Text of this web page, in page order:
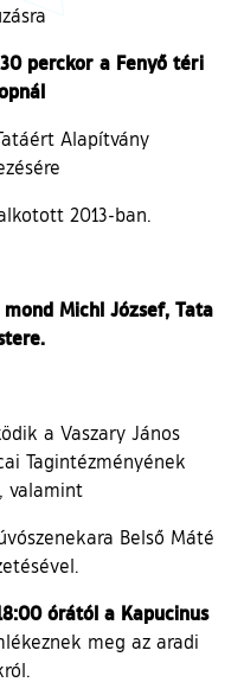
perckor a Fenyő téri
Alapítvány
2013-ban.
Michl József, Tata
a Vaszary János
Tagintézményének
valamint
Belső Máté
órától a Kapucinus
meg az aradi